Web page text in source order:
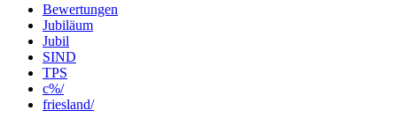
Bewertungen
Jubiläum
Jubil
SIND
TPS
c%/
friesland/